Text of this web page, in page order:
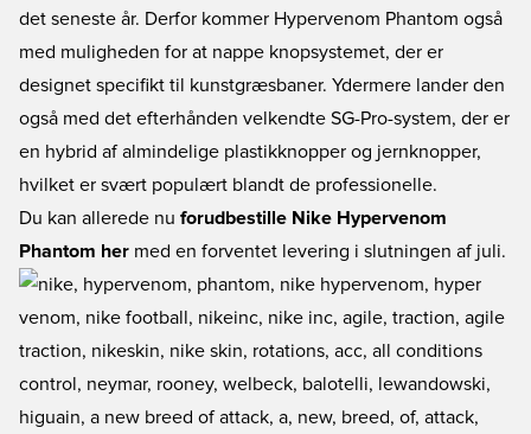
det seneste år. Derfor kommer Hypervenom Phantom også
med muligheden for at nappe knopsystemet, der er
designet specifikt til kunstgræsbaner. Ydermere lander den
også med det efterhånden velkendte SG-Pro-system, der er
en hybrid af almindelige plastikknopper og jernknopper,
hvilket er svært populært blandt de professionelle.
Du kan allerede nu forudbestille Nike Hypervenom
Phantom her med en forventet levering i slutningen af juli.